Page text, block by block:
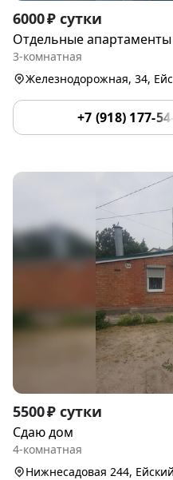
Item
1
of
6000 ₽ сутки
Отдельные
3-комнатная
Железнодорожная, 34,
+7 (918) 177-54-
Item
1
of
9
5500 ₽ сутки
Сдаю дом
4-комнатная
Нижнесадовая 244,